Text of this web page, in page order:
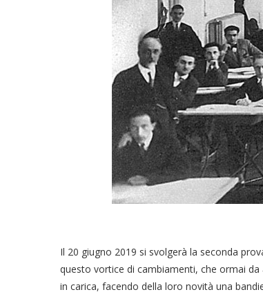
Il 20 giugno 2019 si svolgerà la seconda
questo vortice di cambiamenti, che ormai
in carica, facendo della loro novità una